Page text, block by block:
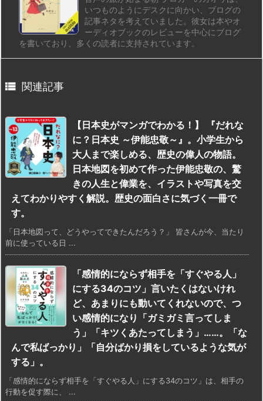
いつものようにデスクに向かい、ブログの
記事ネタを考えていました。彼女は本やオ
ーディオブックのレビューを中心にブログ
を書いており、多くの読者に支持されています。
 関連記事
【日本史がマンガでわかる！】 『だれな
に？日本史 ～伊能忠敬～』。小学生から
大人まで楽しめる、歴史の偉人の物語。
日本地図を初めて作った伊能忠敬の、驚
きの人生と偉業を、イラストや写真を交
えてわかりやすく解説。歴史の面白さに気づく一冊で
す。
「日本地図って、どうやってできたんだろう？」 皆さんが今、当たり
前に使っている日 ...
「感情的にならず相手を「すぐやる人」
にする34のコツ」言いたくはないけれ
ど、あまりにも動いてくれないので、つ
い感情的になり「ガミガミ言ってしま
う」「キツくあたってしまう」……。「な
んで私ばっかり」「自分ばかり損をしているような気が
する」。
「感情的にならず相手を「すぐやる人」にする34のコツ」は、相手の
行動を促す際に、 ...